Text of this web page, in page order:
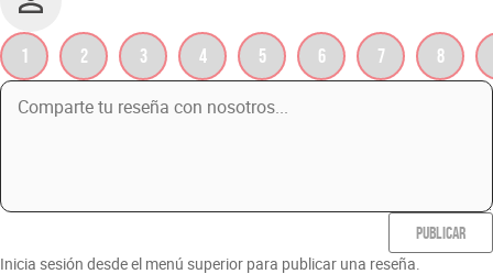
1 2 3 4 5 6 7 8
PUBLICAR
Inicia sesión desde el menú superior para publicar una reseña.